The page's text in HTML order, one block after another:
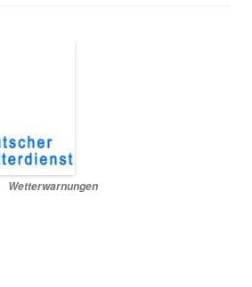
Wetterwarnungen